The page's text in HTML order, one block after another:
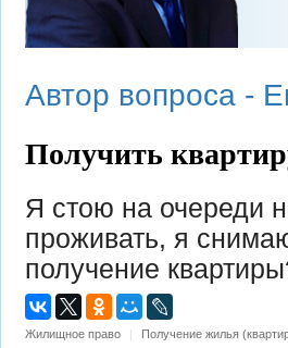
Автор вопроса -
Получить
Я стою на очереди
проживать, я
получение
Жилищное право | Получение жилья